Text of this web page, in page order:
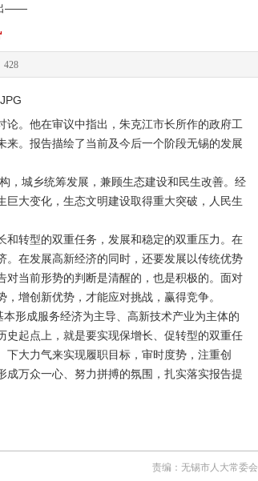
出——
428
。他在审议中指出，朱克江市长所作的政府工
。报告描绘了当前及今后一个阶段无锡的发展
城乡统筹发展，兼顾生态建设和民生改善。经
大变化，生态文明建设取得重大突破，人民生
转型的双重任务，发展和稳定的双重压力。在
在发展高新经济的同时，还要发展以传统优势
当前形势的判断是清醒的，也是积极的。面对
增创新优势，才能应对挑战，赢得竞争。
形成服务经济为主导、高新技术产业为主体的
起点上，就是要实现保增长、促转型的双重任
大力气来实现履职目标，审时度势，注重创
万众一心、努力拼搏的氛围，扎实落实报告提
责编：无锡市人大常委会